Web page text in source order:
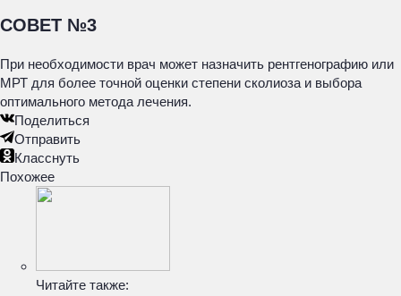
СОВЕТ №3
При необходимости врач может назначить рентгенографию или
МРТ для более точной оценки степени сколиоза и выбора
оптимального метода лечения.
Поделиться
Отправить
Класснуть
Похожее
Читайте также: